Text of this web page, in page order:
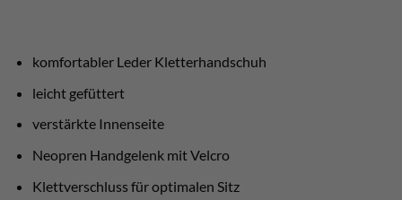
komfortabler Leder Kletterhandschuh
leicht gefüttert
verstärkte Innenseite
Neopren Handgelenk mit Velcro
Klettverschluss für optimalen Sitz